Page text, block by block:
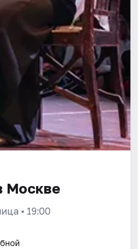
Москве
• 19:00